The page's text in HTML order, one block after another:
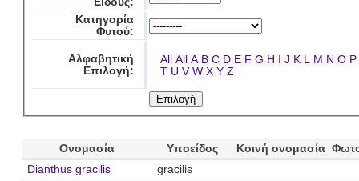
Κατηγορία
Φυτού:
Αλφαβητική
Επιλογή:
All All A B C D E F G H I J K L M N O P
T U V W X Y Z
Ονομασία Υποείδος Κοινή ονομασία
Dianthus gracilis
gracilis